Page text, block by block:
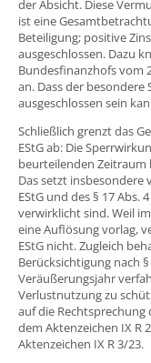
der Absicht. Diese
ist eine
Beteiligung; positive
ausgeschlossen. Dazu
Bundesfinanzhofs vom
an. Dass der besondere
ausgeschlossen sein
Schließlich grenzt das
EStG ab: Die
beurteilenden Zeitraum
Das setzt insbesondere
EStG und des § 17 Abs.
verwirklicht sind. Weil
eine Auflösung vorlag,
EStG nicht. Zugleich
Berücksichtigung nach
Veräußerungsjahr
Verlustnutzung zu
auf die Rechtsprechung
dem Aktenzeichen IX R
Aktenzeichen IX R 3/23.